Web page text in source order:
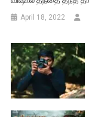
April 18, 2022